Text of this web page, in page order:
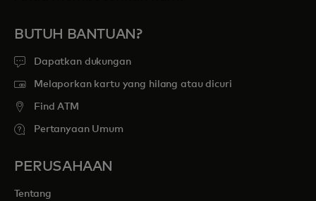
BUTUH BANTUAN?
Dapatkan dukungan
Melaporkan kartu yang hilang atau dicuri
Find ATM
Pertanyaan Umum
PERUSAHAAN
Tentang